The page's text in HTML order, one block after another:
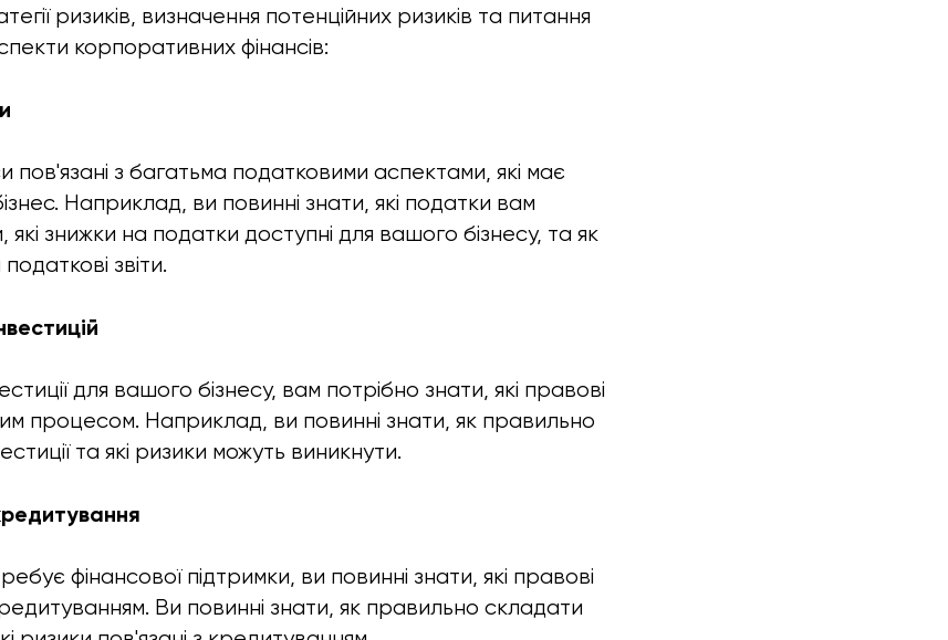
ризиків, визначення потенційних ризиків та питання
корпоративних фінансів:
пов'язані з багатьма податковими аспектами, які має
Наприклад, ви повинні знати, які податки вам
які знижки на податки доступні для вашого бізнесу, та як
звіти.
для вашого бізнесу, вам потрібно знати, які правові
процесом. Наприклад, ви повинні знати, як правильно
та які ризики можуть виникнути.
фінансової підтримки, ви повинні знати, які правові
Ви повинні знати, як правильно складати